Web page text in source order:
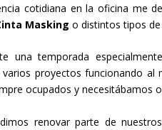
cotidiana en la oficina me
Masking o distintos tipos de
una temporada
proyectos funcionando
ocupados y necesitábamos
renovar parte de